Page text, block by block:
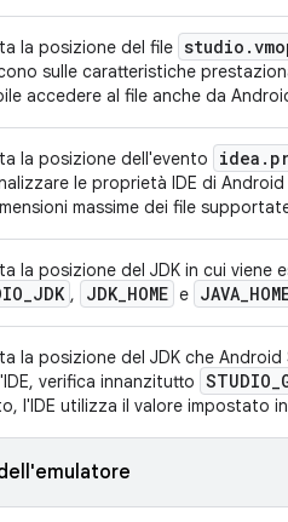
la posizione del file studio .
sulle caratteristiche
accedere al file anche da
la posizione dell'evento idea .
le proprietà IDE di
massime dei file
la posizione del JDK in cui viene
_JDK , JDK_HOME e JAVA_
la posizione del JDK che
verifica innanzitutto STUDIO_
l'IDE utilizza il valore impostato